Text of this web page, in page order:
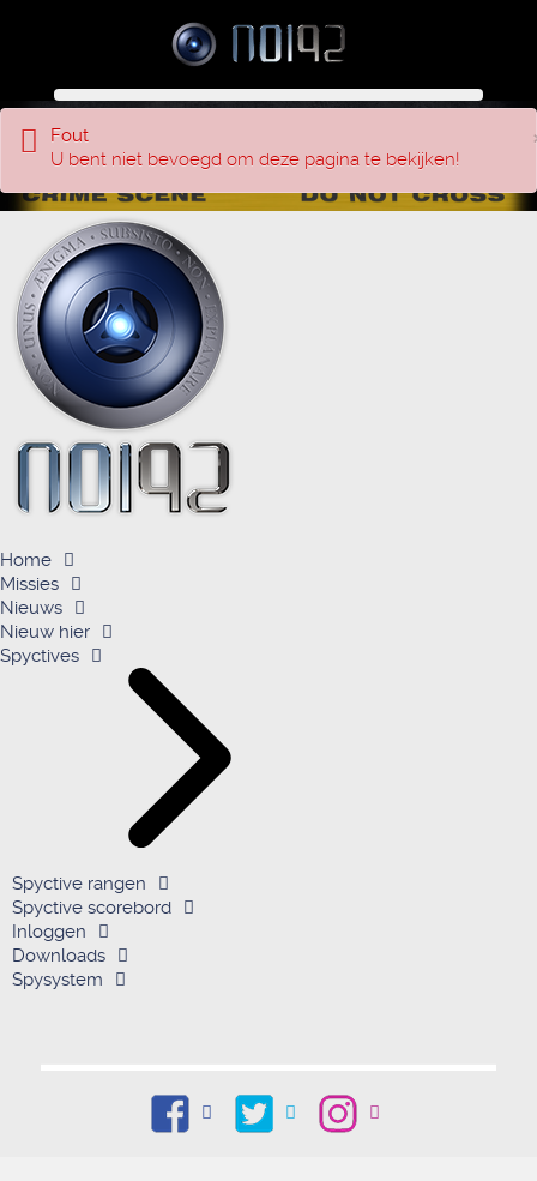
Fout
U bent niet bevoegd om deze pagina te bekijken!
Home
Missies
Nieuws
Nieuw hier
Spyctives
Spyctive rangen
Spyctive scorebord
Inloggen
Downloads
Spysystem